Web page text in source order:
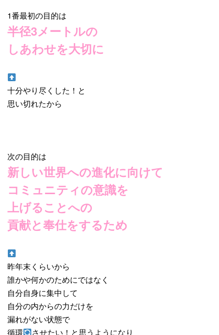
1番最初の目的は
半径3メートルの
しあわせを大切に
十分やり尽くした！と
思い切れたから
次の目的は
新しい世界への進化に向けて
コミュニティの意識を
上げることへの
貢献と奉仕をするため
昨年末くらいから
誰かや何かのためにではなく
自分自身に集中して
自分の内からの力だけを
漏れがない状態で
循環
させたい！と思うようになり